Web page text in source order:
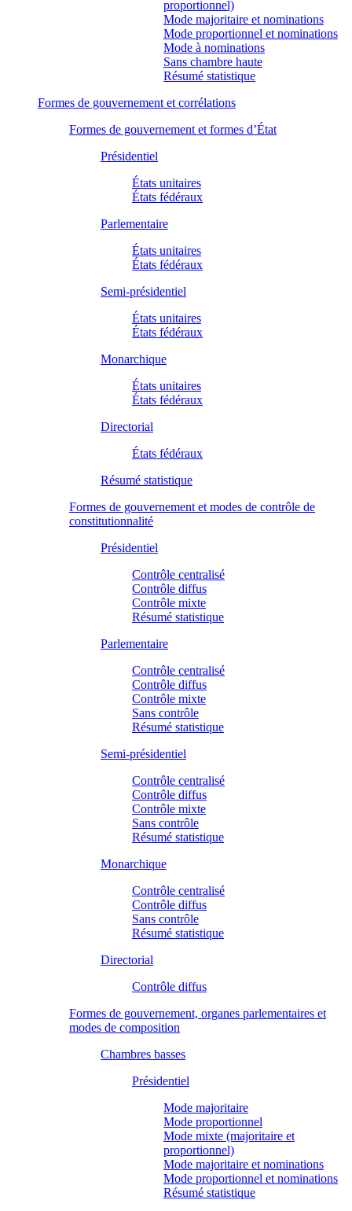
proportionnel)
Mode majoritaire et nominations
Mode proportionnel et nominations
Mode à nominations
Sans chambre haute
Résumé statistique
Formes de gouvernement et corrélations
Formes de gouvernement et formes d’État
Présidentiel
États unitaires
États fédéraux
Parlementaire
États unitaires
États fédéraux
Semi-présidentiel
États unitaires
États fédéraux
Monarchique
États unitaires
États fédéraux
Directorial
États fédéraux
Résumé statistique
Formes de gouvernement et modes de contrôle de
constitutionnalité
Présidentiel
Contrôle centralisé
Contrôle diffus
Contrôle mixte
Résumé statistique
Parlementaire
Contrôle centralisé
Contrôle diffus
Contrôle mixte
Sans contrôle
Résumé statistique
Semi-présidentiel
Contrôle centralisé
Contrôle diffus
Contrôle mixte
Sans contrôle
Résumé statistique
Monarchique
Contrôle centralisé
Contrôle diffus
Sans contrôle
Résumé statistique
Directorial
Contrôle diffus
Formes de gouvernement, organes parlementaires et
modes de composition
Chambres basses
Présidentiel
Mode majoritaire
Mode proportionnel
Mode mixte (majoritaire et
proportionnel)
Mode majoritaire et nominations
Mode proportionnel et nominations
Résumé statistique